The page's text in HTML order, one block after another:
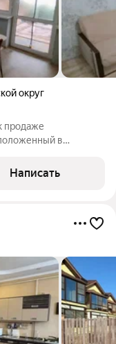
округ
продаже
в
чистого района
ценит
Написать